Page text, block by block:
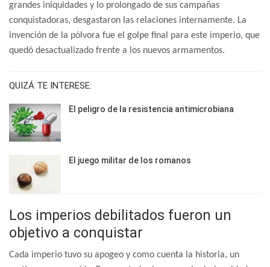
grandes iniquidades y lo prolongado de sus campañas
conquistadoras, desgastaron las relaciones internamente. La
invención de la pólvora fue el golpe final para este imperio, que
quedó desactualizado frente a los nuevos armamentos.
QUIZÁ TE INTERESE:
El peligro de la resistencia antimicrobiana
El juego militar de los romanos
Los imperios debilitados fueron un
objetivo a conquistar
Cada imperio tuvo su apogeo y como cuenta la historia, un